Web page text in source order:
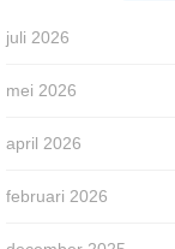
juli 2026
mei 2026
april 2026
februari 2026